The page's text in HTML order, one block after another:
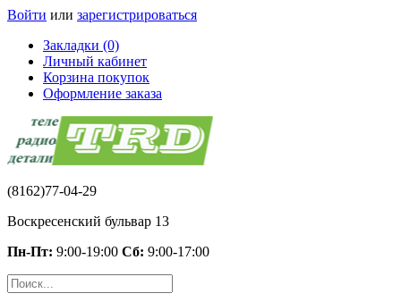
Войти или зарегистрироваться
Закладки (0)
Личный кабинет
Корзина покупок
Оформление заказа
(8162)77-04-29
Воскресенский бульвар 13
Пн-Пт: 9:00-19:00 Сб: 9:00-17:00